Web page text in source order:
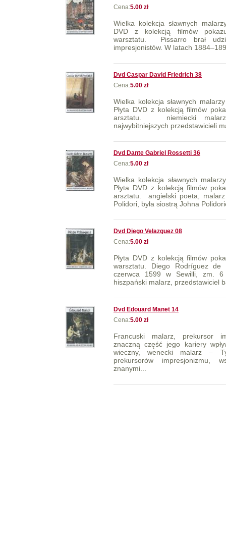
Cena:5.00 zł
Wielka kolekcja sławnych
DVD z kolekcją filmów
warsztatu. Pissarro brał
impresjonistów. W latach
Dvd Caspar David Friedrich 38
Cena:5.00 zł
Wielka kolekcja sławnych
Płyta DVD z kolekcją filmów
arsztatu. niemiecki
najwybitniejszych przedstawicieli
Dvd Dante Gabriel Rossetti 36
Cena:5.00 zł
Wielka kolekcja sławnych
Płyta DVD z kolekcją filmów
arsztatu. angielski poeta,
Polidori, była siostrą Johna
Dvd Diego Velazguez 08
Cena:5.00 zł
Płyta DVD z kolekcją filmów
warsztatu. Diego Rodríguez
czerwca 1599 w Sewilli, zm.
hiszpański malarz, przedstawiciel
Dvd Edouard Manet 14
Cena:5.00 zł
Francuski malarz, prekursor
znaczną część jego kariery
wieczny, wenecki malarz –
prekursorów impresjonizmu,
znanymi...